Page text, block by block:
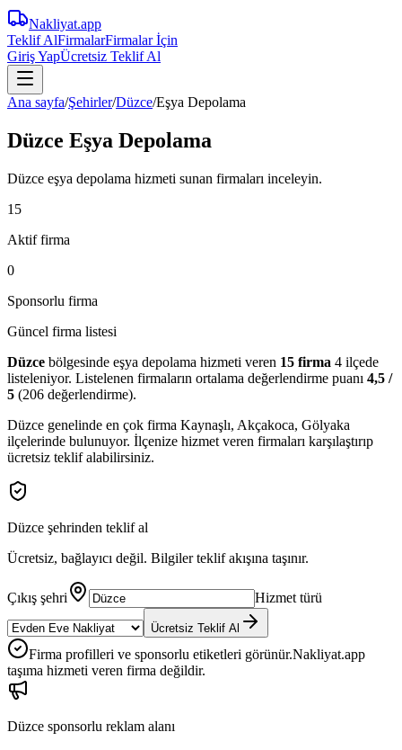
Nakliyat.app
Teklif AlFirmalarFirmalar İçin
Giriş YapÜcretsiz Teklif Al
Ana sayfa/Şehirler/Düzce/Eşya Depolama
Düzce Eşya Depolama
Düzce eşya depolama hizmeti sunan firmaları inceleyin.
15
Aktif firma
0
Sponsorlu firma
Güncel firma listesi
Düzce bölgesinde eşya depolama hizmeti veren 15 firma 4 ilçede
listeleniyor. Listelenen firmaların ortalama değerlendirme puanı 4,5 /
5 (206 değerlendirme).
Düzce genelinde en çok firma Kaynaşlı, Akçakoca, Gölyaka
ilçelerinde bulunuyor. İlçenize hizmet veren firmaları karşılaştırıp
ücretsiz teklif alabilirsiniz.
Düzce şehrinden teklif al
Ücretsiz, bağlayıcı değil. Bilgiler teklif akışına taşınır.
Çıkış şehri Hizmet türü
Ücretsiz Teklif Al
Firma profilleri ve sponsorlu etiketleri görünür.Nakliyat.app
taşıma hizmeti veren firma değildir.
Düzce sponsorlu reklam alanı